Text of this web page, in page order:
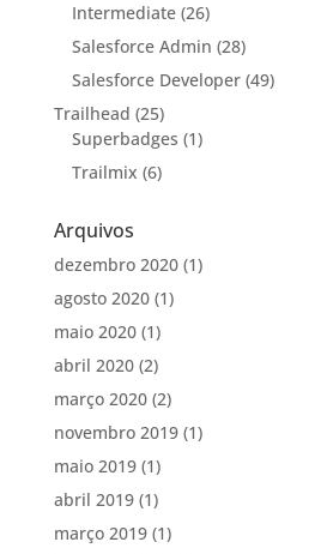
Intermediate(26)
Salesforce Admin (28)
Salesforce Developer(49)
Trailhead (25)
Superbadges (1)
Trailmix (6)
Arquivos
dezembro 2020(1)
agosto 2020(1)
maio 2020(1)
abril 2020(2)
março 2020(2)
novembro 2019(1)
maio 2019(1)
abril 2019(1)
março 2019(1)